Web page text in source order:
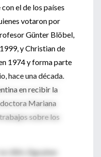
el de los países
votaron por
Günter Blöbel,
y Christian de
1974 y forma parte
hace una década.
en recibir la
Mariana
sobre los
UBA, Elgoyhen